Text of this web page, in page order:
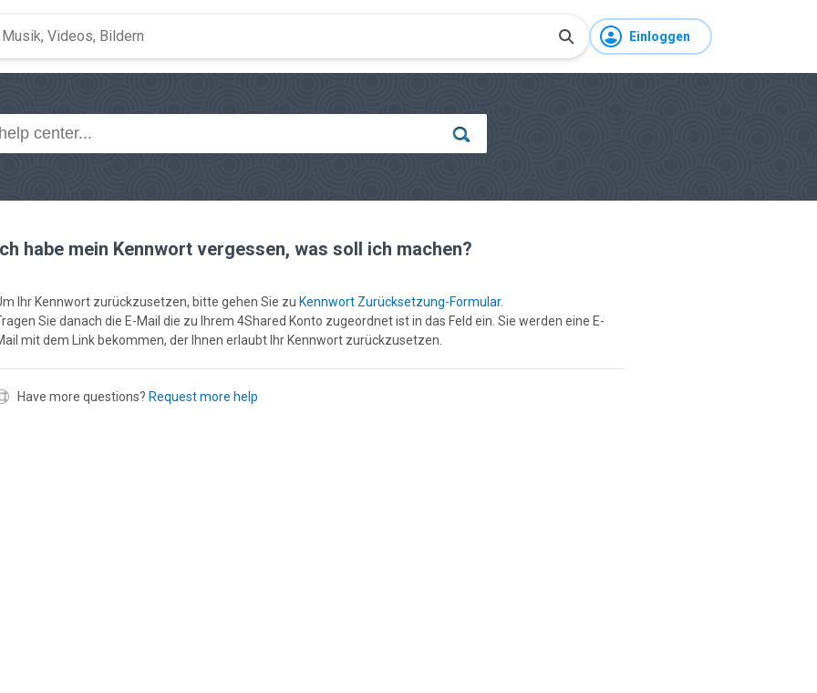
Einloggen
habe mein Kennwort vergessen, was soll ich machen?
Ihr Kennwort zurückzusetzen, bitte gehen Sie zu Kennwort Zurücksetzung-Formular.
Sie danach die E-Mail die zu Ihrem 4Shared Konto zugeordnet ist in das Feld ein. Sie werden eine E-
mit dem Link bekommen, der Ihnen erlaubt Ihr Kennwort zurückzusetzen.
Have more questions? Request more help